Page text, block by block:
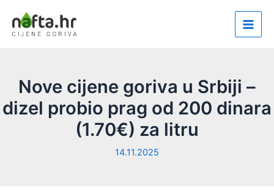
content
Main
Nove cijene goriva u Srbiji –
dizel probio prag od 200 dinara
(1.70€) za litru
14.11.2025